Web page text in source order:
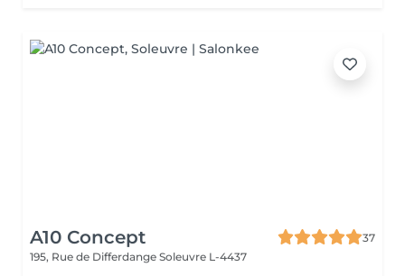
A10 Concept
37
195, Rue de Differdange Soleuvre L-4437